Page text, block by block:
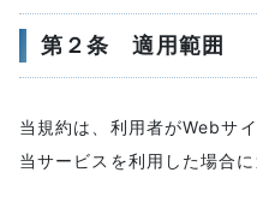
第２条 適用範囲
当規約は、利用者がWebサ
当サービスを利用した場合に